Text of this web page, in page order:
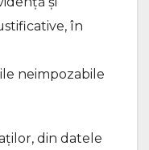
în
neimpozabile
din datele